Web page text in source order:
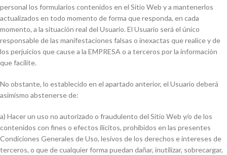
personal los formularios contenidos en el Sitio Web y a mantenerlos
actualizados en todo momento de forma que responda, en cada
momento, a la situación real del Usuario. El Usuario será el único
responsable de las manifestaciones falsas o inexactas que realice y de
los perjuicios que cause a la EMPRESA o a terceros por la información
que facilite.
No obstante, lo establecido en el apartado anterior, el Usuario deberá
asimismo abstenerse de:
a) Hacer un uso no autorizado o fraudulento del Sitio Web y/o de los
contenidos con fines o efectos ilícitos, prohibidos en las presentes
Condiciones Generales de Uso, lesivos de los derechos e intereses de
terceros, o que de cualquier forma puedan dañar, inutilizar, sobrecargar,